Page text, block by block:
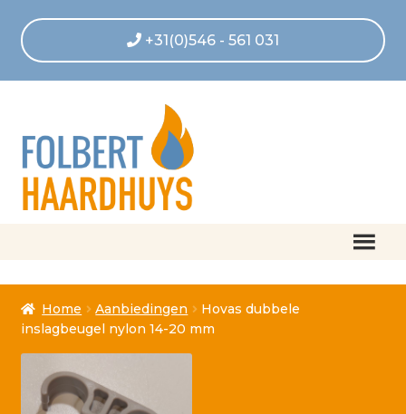
+31(0)546 - 561 031
Afrekenen
Algemene voorwaarden
Betaling geannuleerd
Home Aanbiedingen
Hovas dubbele
inslagbeugel nylon 14-20 mm